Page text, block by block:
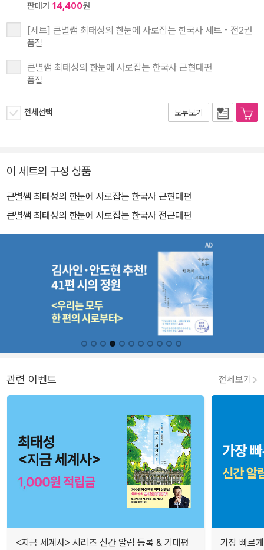
판매가 14,400원
[세트] 큰별쌤 최태성의 한눈에 사로잡는 한국사 세트 - 전2권
품절
큰별쌤 최태성의 한눈에 사로잡는 한국사 근현대편
품절
전체선택 모두보기
이 세트의 구성 상품
큰별쌤 최태성의 한눈에 사로잡는 한국사 근현대편
큰별쌤 최태성의 한눈에 사로잡는 한국사 전근대편
관련 이벤트 전체보기
<지금 세계사> 시리즈 신간 알림 등록 & 기대평 가장 빠르